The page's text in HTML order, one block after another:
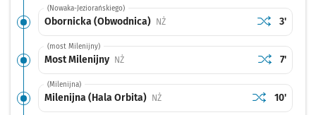
(Nowaka-Jeziorańskiego)
Obornicka (Obwodnica) NŻPrzystanek na życzenie Sprawdź
Obornicka
Czas
3'
(most Milenijny)
Most Milenijny NŻPrzystanek na życzenie Sprawdź
MostCzas
7'
(Milenijna)
Milenijna (Hala Orbita) NŻPrzystanek na życzenie Sprawdź
Milenijna
Czas
10'